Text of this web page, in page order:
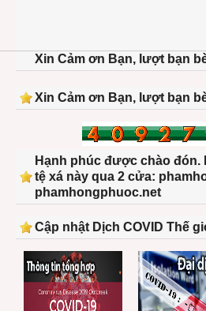
Xin Cảm ơn Bạn, lượt bạn
Xin Cảm ơn Bạn, lượt bạn
Hạnh phúc được chào đón.
tệ xá này qua 2 cửa:
phamhongphuoc.net
Cập nhật Dịch COVID Thế